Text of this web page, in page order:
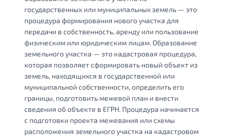
государственных или муниципальных земель — это
процедура формирования нового участка для
передачи в собственность, аренду или пользование
физическим или юридическим лицам. Образование
земельного участка — это кадастровая процедура,
которая позволяет сформировать новый объект из
земель, находящихся в государственной или
муниципальной собственности, определить его
границы, подготовить межевой план и внести
сведения об объекте в ЕГРН. Процедура начинается
с подготовки проекта межевания или схемы
расположения земельного участка на кадастровом